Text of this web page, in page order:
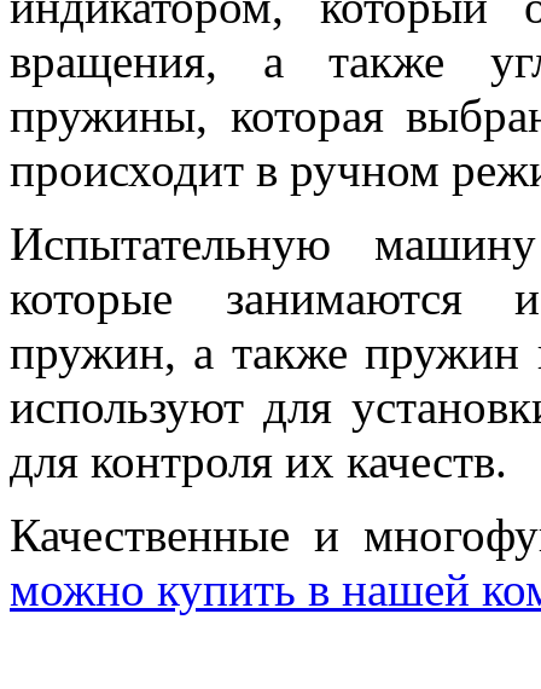
вращения, а также
пружины, которая
происходит в ручном
Испытательную
которые занимаются
пружин, а также пружин
используют для
для контроля их качеств.
Качественные и
можно купить в нашей